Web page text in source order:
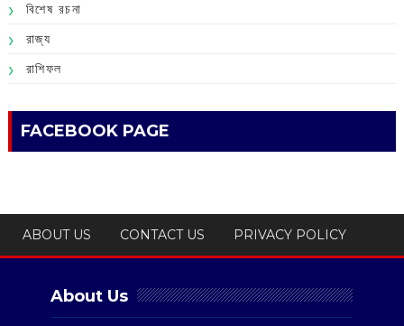
বিশেষ রচনা
রাজ্য
রাশিফল
FACEBOOK PAGE
ABOUT US CONTACT US PRIVACY POLICY
About Us